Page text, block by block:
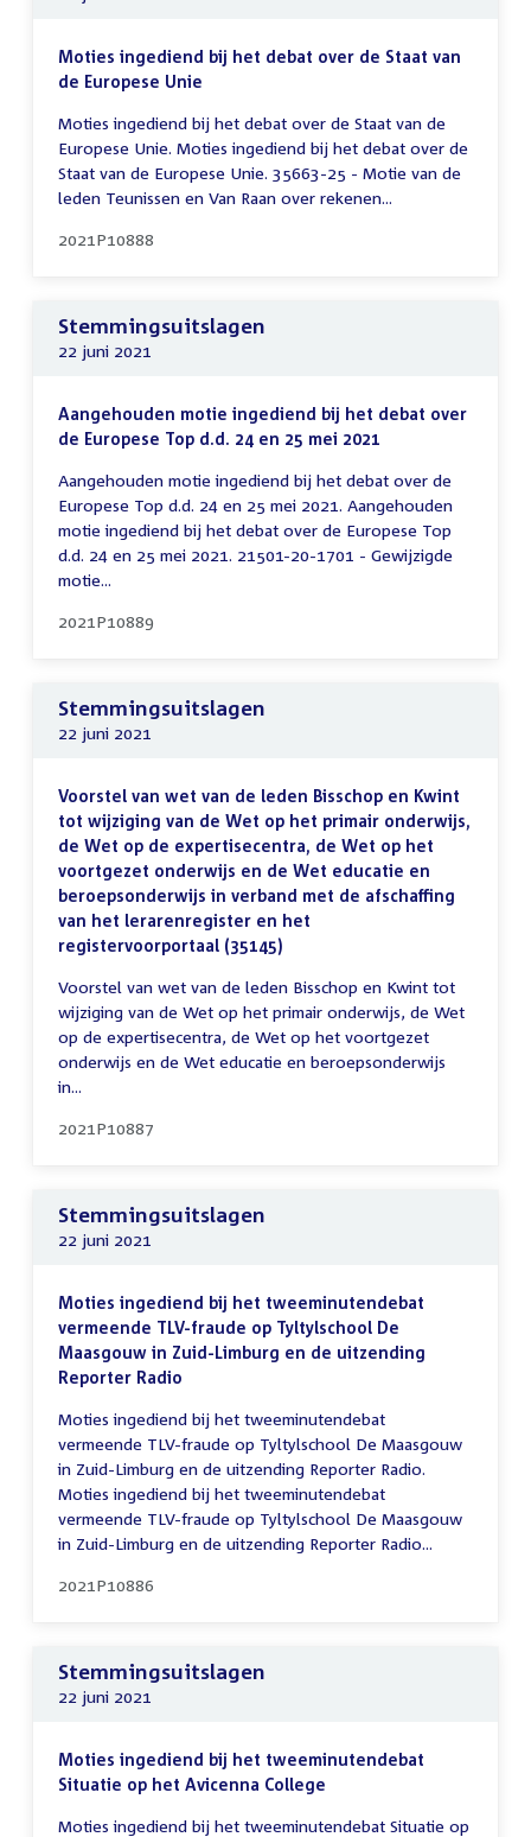
Moties ingediend bij het debat over de Staat van
de Europese Unie
Moties ingediend bij het debat over de Staat van de
Europese Unie. Moties ingediend bij het debat over de
Staat van de Europese Unie. 35663-25 - Motie van de
leden Teunissen en Van Raan over rekenen...
2021P10888
Stemmingsuitslagen
22 juni 2021
Aangehouden motie ingediend bij het debat over
de Europese Top d.d. 24 en 25 mei 2021
Aangehouden motie ingediend bij het debat over de
Europese Top d.d. 24 en 25 mei 2021. Aangehouden
motie ingediend bij het debat over de Europese Top
d.d. 24 en 25 mei 2021. 21501-20-1701 - Gewijzigde
motie...
2021P10889
Stemmingsuitslagen
22 juni 2021
Voorstel van wet van de leden Bisschop en Kwint
tot wijziging van de Wet op het primair onderwijs,
de Wet op de expertisecentra, de Wet op het
voortgezet onderwijs en de Wet educatie en
beroepsonderwijs in verband met de afschaffing
van het lerarenregister en het
registervoorportaal (35145)
Voorstel van wet van de leden Bisschop en Kwint tot
wijziging van de Wet op het primair onderwijs, de Wet
op de expertisecentra, de Wet op het voortgezet
onderwijs en de Wet educatie en beroepsonderwijs
in...
2021P10887
Stemmingsuitslagen
22 juni 2021
Moties ingediend bij het tweeminutendebat
vermeende TLV-fraude op Tyltylschool De
Maasgouw in Zuid-Limburg en de uitzending
Reporter Radio
Moties ingediend bij het tweeminutendebat
vermeende TLV-fraude op Tyltylschool De Maasgouw
in Zuid-Limburg en de uitzending Reporter Radio.
Moties ingediend bij het tweeminutendebat
vermeende TLV-fraude op Tyltylschool De Maasgouw
in Zuid-Limburg en de uitzending Reporter Radio...
2021P10886
Stemmingsuitslagen
22 juni 2021
Moties ingediend bij het tweeminutendebat
Situatie op het Avicenna College
Moties ingediend bij het tweeminutendebat Situatie op